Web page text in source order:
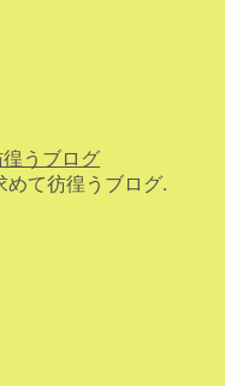
うブログ
めて彷徨うブログ.